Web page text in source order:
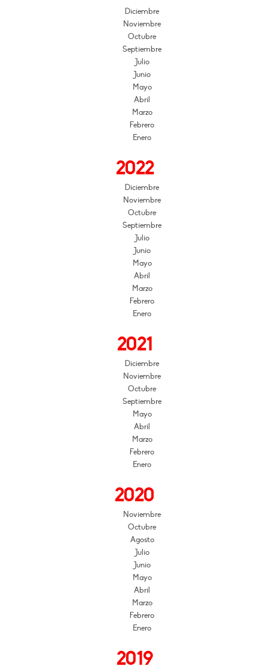
Diciembre
Noviembre
Octubre
Septiembre
Julio
Junio
Mayo
Abril
Marzo
Febrero
Enero
2022
Diciembre
Noviembre
Octubre
Septiembre
Julio
Junio
Mayo
Abril
Marzo
Febrero
Enero
2021
Diciembre
Noviembre
Octubre
Septiembre
Mayo
Abril
Marzo
Febrero
Enero
2020
Noviembre
Octubre
Agosto
Julio
Junio
Mayo
Abril
Marzo
Febrero
Enero
2019